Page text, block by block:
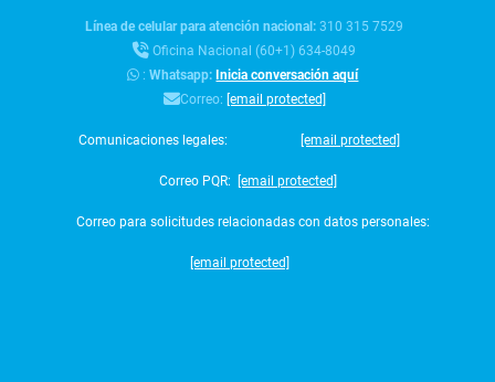
Línea de celular para atención nacional:310 315 7529
Oficina Nacional (60+1) 634-8049
:Whatsapp: Inicia conversación aquí
Correo: [email protected]
Comunicaciones legales: [email protected]
Correo PQR: [email protected]
Correo para solicitudes relacionadas con datos personales:
[email protected]